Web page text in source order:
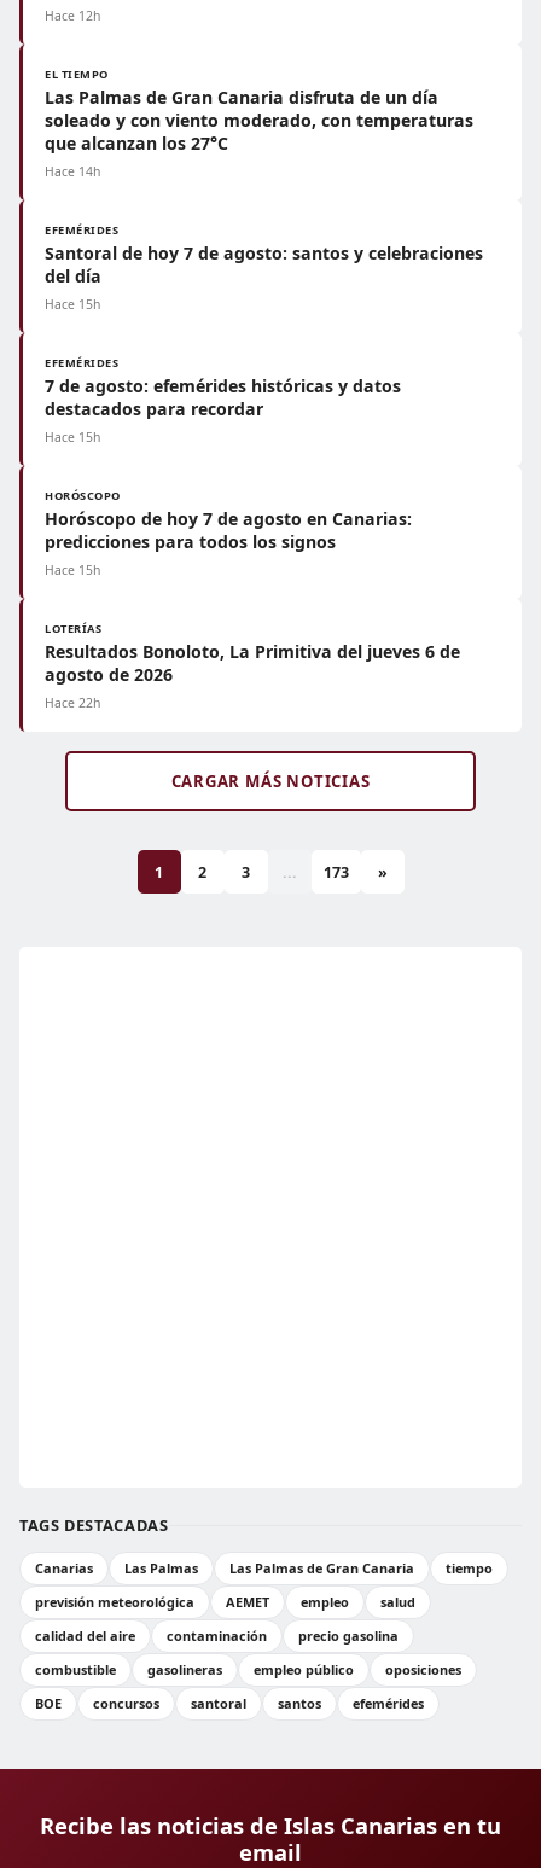
Hace 12h
EL TIEMPO
Las Palmas de Gran Canaria disfruta de un día
soleado y con viento moderado, con temperaturas
que alcanzan los 27°C
Hace 14h
EFEMÉRIDES
Santoral de hoy 7 de agosto: santos y celebraciones
del día
Hace 15h
EFEMÉRIDES
7 de agosto: efemérides históricas y datos
destacados para recordar
Hace 15h
HORÓSCOPO
Horóscopo de hoy 7 de agosto en Canarias:
predicciones para todos los signos
Hace 15h
LOTERÍAS
Resultados Bonoloto, La Primitiva del jueves 6 de
agosto de 2026
Hace 22h
CARGAR MÁS NOTICIAS
1 2 3 ... 173 »
TAGS DESTACADAS
Canarias Las Palmas Las Palmas de Gran Canaria
tiempo
previsión meteorológica
AEMET empleo
salud
calidad del aire
contaminación
precio gasolina
combustible
gasolineras empleo público
oposiciones
BOE
concursos santoral santos efemérides
Recibe las noticias de Islas Canarias en tu
email